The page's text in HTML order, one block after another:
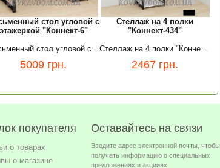
стол угловой с
этажеркой "Коннект-6"
Письменный стол угловой с этажеркой "Коннект-6"
5009 грн.
Стеллаж на 4 полки
"Коннект-434"
Стеллаж на 4 полки "Коннект-434"
2467 грн.
покупателя
о товарах
о магазине
Оставайтесь на связи
Введите адрес электронной почты, чтобы
получать информацию о специальных
предложениях и акцииях.